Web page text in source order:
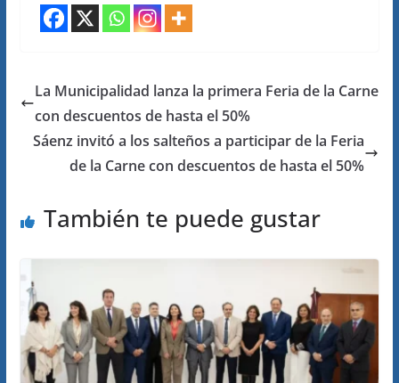
La Municipalidad lanza la primera Feria de la Carne
con descuentos de hasta el 50%
Sáenz invitó a los salteños a participar de la Feria
de la Carne con descuentos de hasta el 50%
También te puede gustar